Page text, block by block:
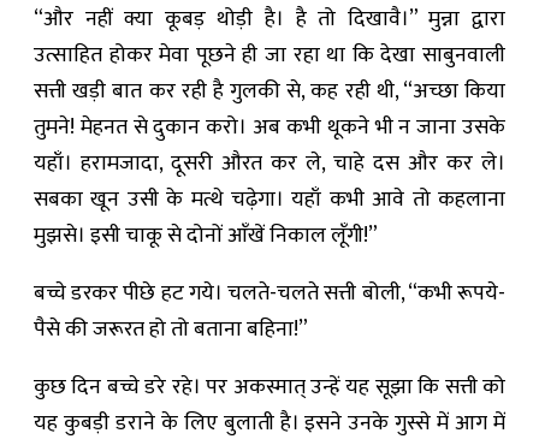
“और नहीं क्या कूबड़ थोड़ी है। है तो दिखावै।” मुन्ना द्वारा
उत्साहित होकर मेवा पूछने ही जा रहा था कि देखा साबुनवाली
सत्ती खड़ी बात कर रही है गुलकी से, कह रही थी, “अच्छा किया
तुमने! मेहनत से दुकान करो। अब कभी थूकने भी न जाना उसके
यहाँ। हरामजादा, दूसरी औरत कर ले, चाहे दस और कर ले।
सबका खून उसी के मत्थे चढ़ेगा। यहाँ कभी आवे तो कहलाना
मुझसे। इसी चाकू से दोनों आँखें निकाल लूँगी!”
बच्चे डरकर पीछे हट गये। चलते-चलते सत्ती बोली, “कभी रूपये-
पैसे की जरूरत हो तो बताना बहिना!”
कुछ दिन बच्चे डरे रहे। पर अकस्मात् उन्हें यह सूझा कि सत्ती को
यह कुबड़ी डराने के लिए बुलाती है। इसने उनके गुस्से में आग में